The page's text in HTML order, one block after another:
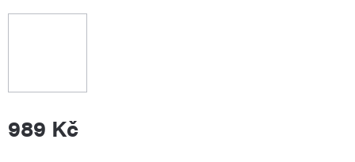
989 Kč